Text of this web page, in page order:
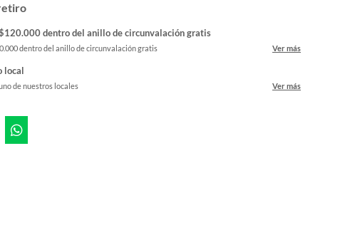
dentro del anillo de circunvalación gratis
dentro del anillo de circunvalación gratis Ver más
local
de nuestros locales Ver más